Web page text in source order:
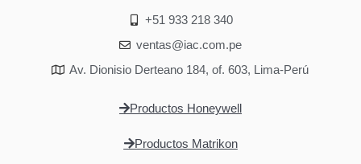
+51 933 218 340
ventas@iac.com.pe
Av. Dionisio Derteano 184, of. 603, Lima-Perú
Productos Honeywell
Productos Matrikon